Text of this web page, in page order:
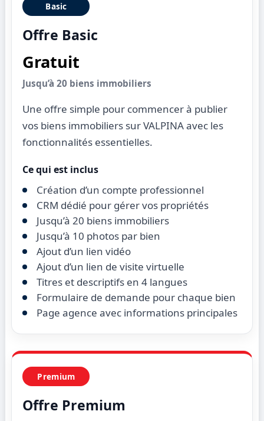
Basic
Offre Basic
Gratuit
Jusqu’à 20 biens immobiliers
Une offre simple pour commencer à publier
vos biens immobiliers sur VALPINA avec les
fonctionnalités essentielles.
Ce qui est inclus
Création d’un compte professionnel
CRM dédié pour gérer vos propriétés
Jusqu’à 20 biens immobiliers
Jusqu’à 10 photos par bien
Ajout d’un lien vidéo
Ajout d’un lien de visite virtuelle
Titres et descriptifs en 4 langues
Formulaire de demande pour chaque bien
Page agence avec informations principales
Premium
Offre Premium